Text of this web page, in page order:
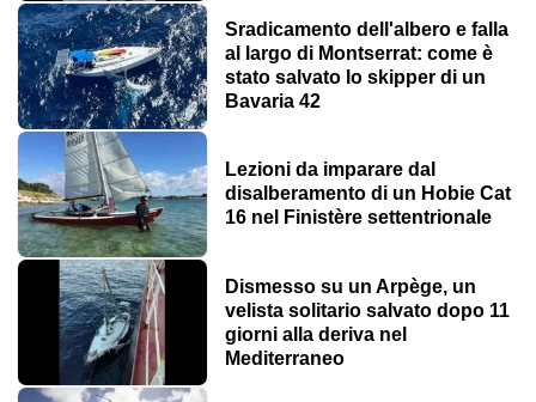
Sradicamento dell'albero e falla
al largo di Montserrat: come è
stato salvato lo skipper di un
Bavaria 42
Lezioni da imparare dal
disalberamento di un Hobie Cat
16 nel Finistère settentrionale
Dismesso su un Arpège, un
velista solitario salvato dopo 11
giorni alla deriva nel
Mediterraneo